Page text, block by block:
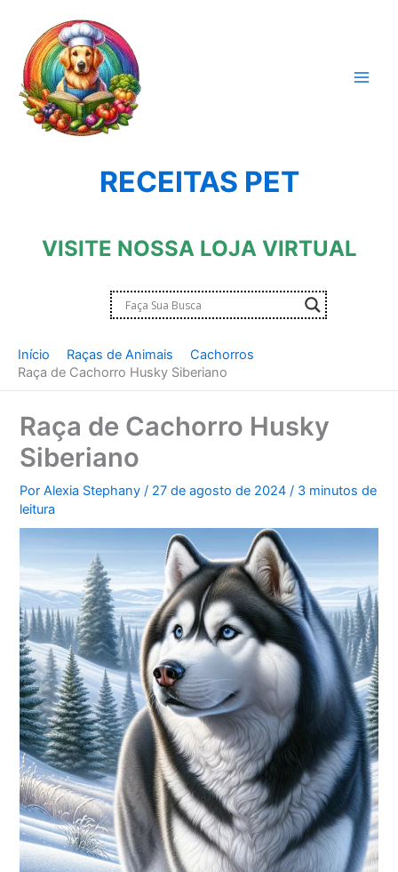
conteúdo
RECEITAS PET
VISITE NOSSA LOJA VIRTUAL
Início Raças de Animais
Cachorros
Raça de Cachorro Husky Siberiano
Raça de Cachorro Husky
Siberiano
PorAlexia Stephany/ 27 de agosto de 2024/ 3 minutos de
leitura